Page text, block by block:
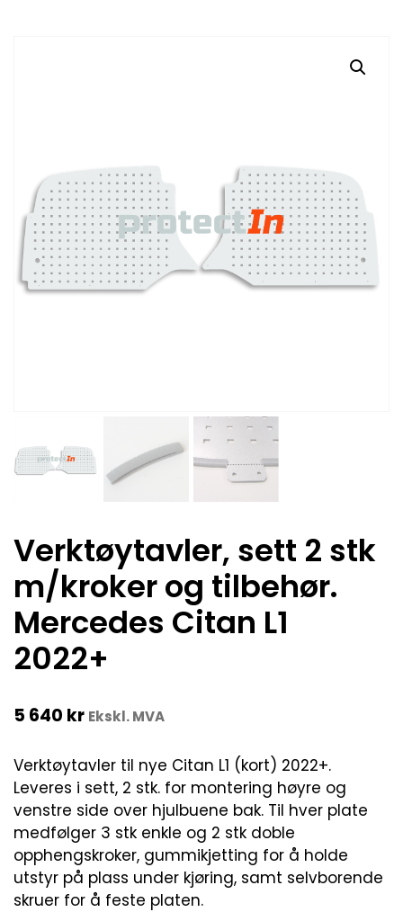
Verktøytavler, sett 2 stk
m/kroker og tilbehør.
Mercedes Citan L1
2022+
5 640 kr Ekskl. MVA
Verktøytavler til nye Citan L1 (kort) 2022+.
Leveres i sett, 2 stk. for montering høyre og
venstre side over hjulbuene bak. Til hver plate
medfølger 3 stk enkle og 2 stk doble
opphengskroker, gummikjetting for å holde
utstyr på plass under kjøring, samt selvborende
skruer for å feste platen.